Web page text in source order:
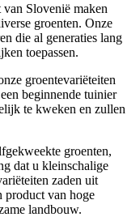
Slovenië maken
groenten. Onze
die al generaties lang
toepassen.
groentevariëteiten
beginnende tuinier
te kweken en zullen
groenten,
dat u kleinschalige
zaden uit
product van hoge
landbouw.